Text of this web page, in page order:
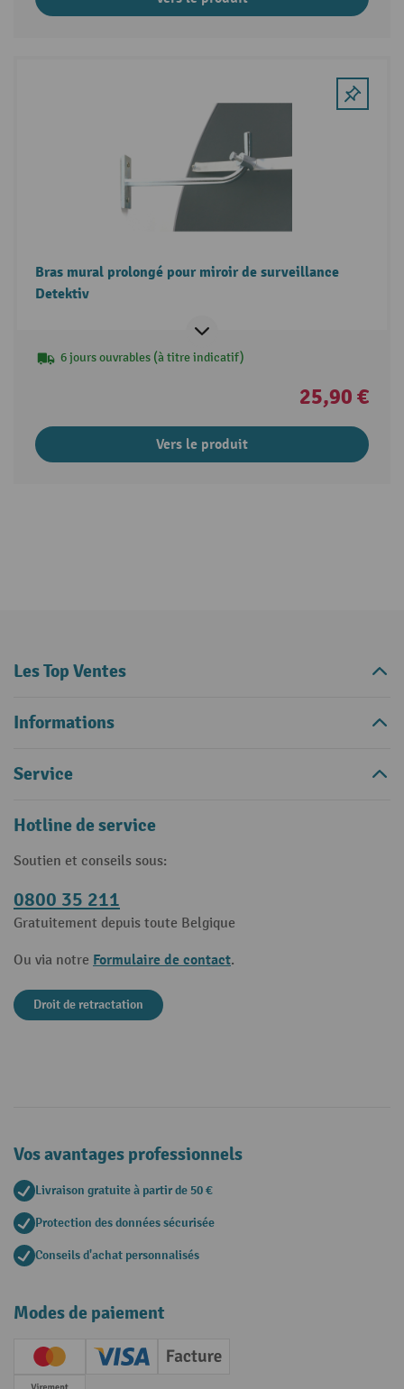
Bras mural prolongé pour miroir de surveillance
Detektiv
6 jours ouvrables (à titre indicatif)
25,90 €
Vers le produit
Les Top Ventes
Informations
Service
Hotline de service
Soutien et conseils sous:
0800 35 211
Gratuitement depuis toute Belgique
Ou via notre Formulaire de contact.
Droit de retractation
Vos avantages professionnels
Livraison gratuite à partir de 50 €
Protection des données sécurisée
Conseils d'achat personnalisés
Modes de paiement
Creditcard (Master)Creditcard (Visa)
Facture